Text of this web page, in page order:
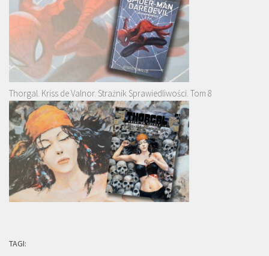
Thorgal. Kriss de Valnor. Strażnik Sprawiedliwości. Tom 8
TAGI: